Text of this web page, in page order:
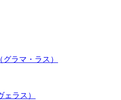
（グラマ・ラス）
ェラス）